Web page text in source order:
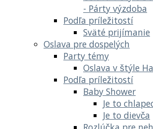
- Párty výzdoba
Podľa príležitostí
Sväté prijímanie
Oslava pre dospelých
Party témy
Oslava v štýle
Podľa príležitostí
Baby Shower
Je to
Je to dievča